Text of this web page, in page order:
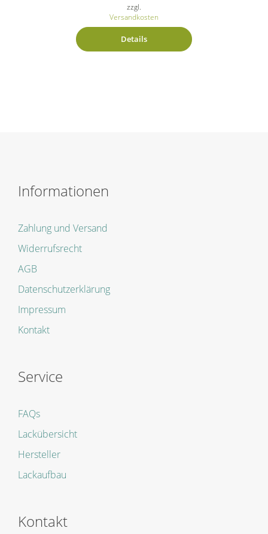
zzgl.
Versandkosten
Details
Informationen
Zahlung und Versand
Widerrufsrecht
AGB
Datenschutzerklärung
Impressum
Kontakt
Service
FAQs
Lackübersicht
Hersteller
Lackaufbau
Kontakt